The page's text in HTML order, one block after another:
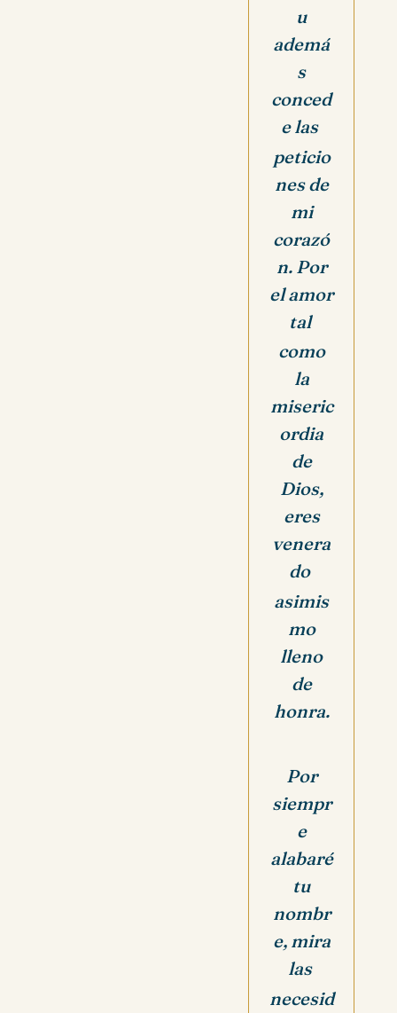
u
ademá
s
conced
e las
peticio
nes de
mi
corazó
n. Por
el amor
tal
como
la
miseric
ordia
de
Dios,
eres
venera
do
asimis
mo
lleno
de
honra.
Por
siempr
e
alabaré
tu
nombr
e, mira
las
necesid